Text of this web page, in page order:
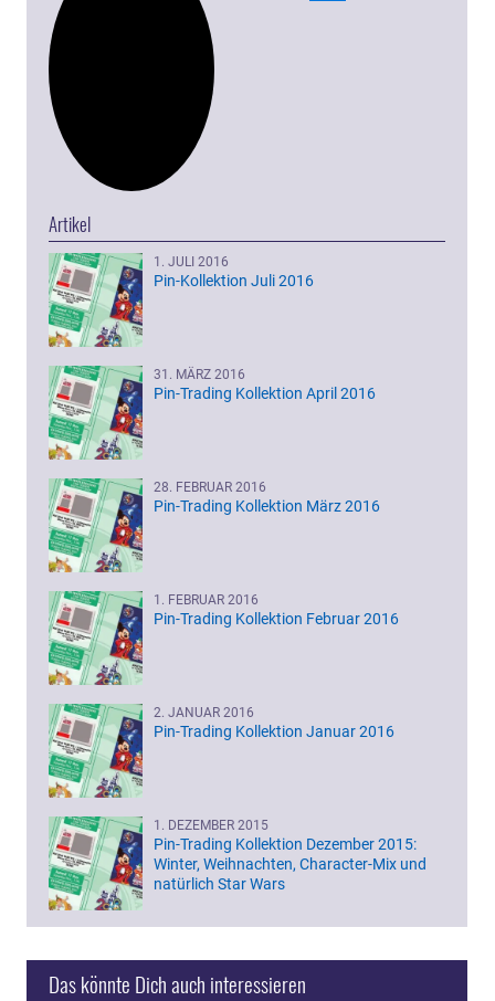
Artikel
1. JULI 2016
Pin-Kollektion Juli 2016
31. MÄRZ 2016
Pin-Trading Kollektion April 2016
28. FEBRUAR 2016
Pin-Trading Kollektion März 2016
1. FEBRUAR 2016
Pin-Trading Kollektion Februar 2016
2. JANUAR 2016
Pin-Trading Kollektion Januar 2016
1. DEZEMBER 2015
Pin-Trading Kollektion Dezember 2015:
Winter, Weihnachten, Character-Mix und
natürlich Star Wars
Das könnte Dich auch interessieren